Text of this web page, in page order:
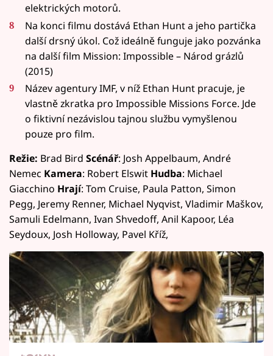
elektrických motorů.
Na konci filmu dostává Ethan Hunt a jeho partička
další drsný úkol. Což ideálně funguje jako pozvánka
na další film Mission: Impossible – Národ grázlů
(2015)
Název agentury IMF, v níž Ethan Hunt pracuje, je
vlastně zkratka pro Impossible Missions Force. Jde
o fiktivní nezávislou tajnou službu vymyšlenou
pouze pro film.
Režie: Brad Bird Scénář: Josh Appelbaum, André
Nemec Kamera: Robert Elswit Hudba: Michael
Giacchino Hrají: Tom Cruise, Paula Patton, Simon
Pegg, Jeremy Renner, Michael Nyqvist, Vladimir Maškov,
Samuli Edelmann, Ivan Shvedoff, Anil Kapoor, Léa
Seydoux, Josh Holloway, Pavel Kříž,